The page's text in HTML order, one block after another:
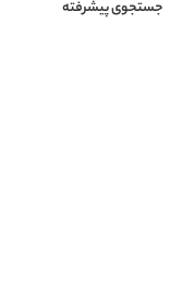
جستجوی پیشرفته